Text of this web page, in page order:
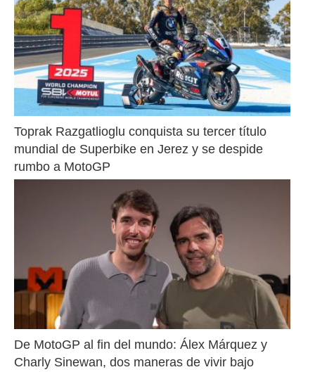
Toprak Razgatlioglu conquista su tercer título
mundial de Superbike en Jerez y se despide
rumbo a MotoGP
De MotoGP al fin del mundo: Álex Márquez y
Charly Sinewan, dos maneras de vivir bajo